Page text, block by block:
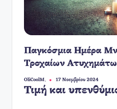
Παγκόσμια Ημέρα
Τροχαίων
Συγγραφέας:
OliCoolM. 17 Νοεμβρίου 2024
Τιμή και